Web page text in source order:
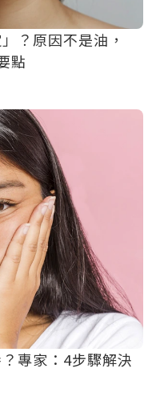
？原因不是油，
點
專家：4步驟解決